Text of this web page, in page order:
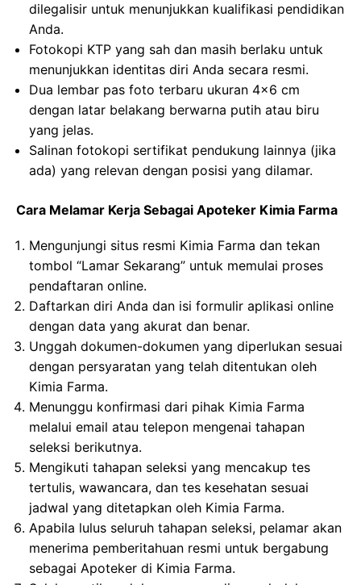
dilegalisir untuk menunjukkan kualifikasi pendidikan
Anda.
Fotokopi KTP yang sah dan masih berlaku untuk
menunjukkan identitas diri Anda secara resmi.
Dua lembar pas foto terbaru ukuran 4×6 cm
dengan latar belakang berwarna putih atau biru
yang jelas.
Salinan fotokopi sertifikat pendukung lainnya (jika
ada) yang relevan dengan posisi yang dilamar.
Cara Melamar Kerja Sebagai Apoteker Kimia Farma
Mengunjungi situs resmi Kimia Farma dan tekan
tombol “Lamar Sekarang” untuk memulai proses
pendaftaran online.
Daftarkan diri Anda dan isi formulir aplikasi online
dengan data yang akurat dan benar.
Unggah dokumen-dokumen yang diperlukan sesuai
dengan persyaratan yang telah ditentukan oleh
Kimia Farma.
Menunggu konfirmasi dari pihak Kimia Farma
melalui email atau telepon mengenai tahapan
seleksi berikutnya.
Mengikuti tahapan seleksi yang mencakup tes
tertulis, wawancara, dan tes kesehatan sesuai
jadwal yang ditetapkan oleh Kimia Farma.
Apabila lulus seluruh tahapan seleksi, pelamar akan
menerima pemberitahuan resmi untuk bergabung
sebagai Apoteker di Kimia Farma.